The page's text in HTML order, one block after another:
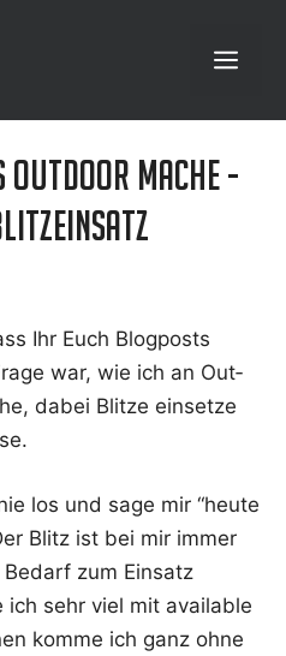
Menü
mache -
Ihr Euch Blog­posts
war, wie ich an Out­
dabei Blit­ze ein­set­ze
los und sage mir “heu­te
Blitz ist bei mir immer
zum Ein­satz
sehr viel mit available
kom­me ich ganz ohne